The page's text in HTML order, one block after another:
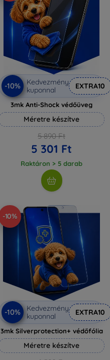
-10%
Kedvezmény
kuponnal
EXTRA10
3mk Anti-Shock védőüveg
Méretre készítve
5 890 Ft
5 301 Ft
Raktáron > 5 darab
-10%
-10%
Kedvezmény
kuponnal
EXTRA10
3mk Silverprotection+ védőfólia
Méretre készítve